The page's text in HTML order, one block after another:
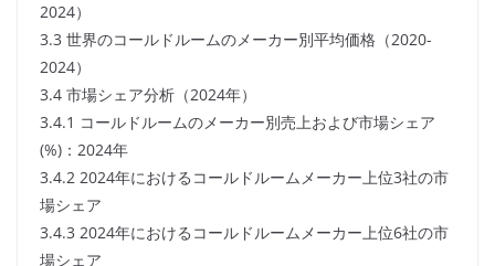
2024）
3.3 世界のコールドルームのメーカー別平均価格（2020-
2024）
3.4 市場シェア分析（2024年）
3.4.1 コールドルームのメーカー別売上および市場シェア
(%)：2024年
3.4.2 2024年におけるコールドルームメーカー上位3社の市
場シェア
3.4.3 2024年におけるコールドルームメーカー上位6社の市
場シェア